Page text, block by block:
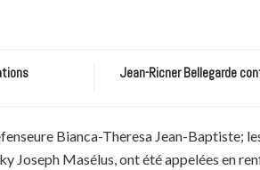
Jean-Ricner Bellegarde
Bianca-Theresa Jean-Baptiste;
Joseph Masélus, ont été appelées en